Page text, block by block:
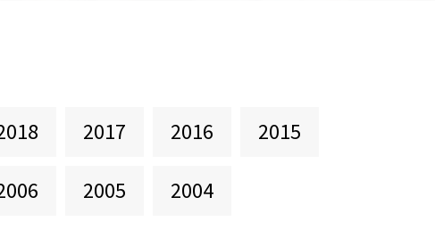
2017 2016 2015
2005 2004